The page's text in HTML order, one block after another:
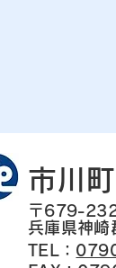
市川
〒679-
兵庫県神
TEL：